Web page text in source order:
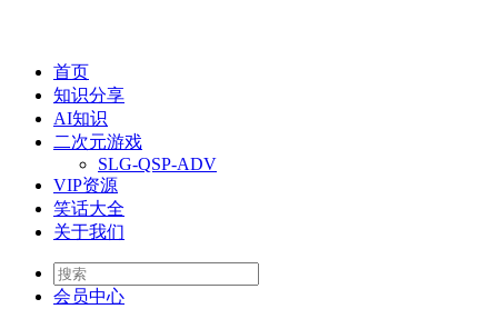
首页
知识分享
AI知识
二次元游戏
SLG-QSP-ADV
VIP资源
笑话大全
关于我们
会员中心